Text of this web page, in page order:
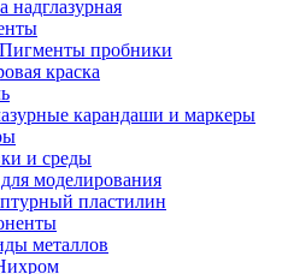
надглазурная
Пигменты пробники
краска
карандаши и маркеры
и среды
моделирования
пластилин
металлов